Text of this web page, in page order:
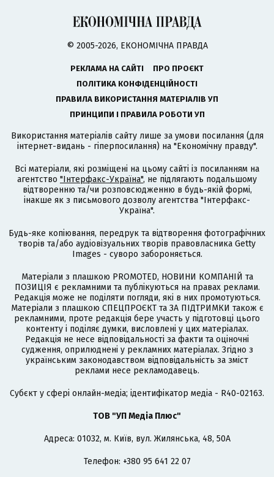
© 2005-2026, ЕКОНОМІЧНА ПРАВДА
РЕКЛАМА НА САЙТІ
ПРО ПРОЄКТ
ПОЛІТИКА КОНФІДЕНЦІЙНОСТІ
ПРАВИЛА ВИКОРИСТАННЯ МАТЕРІАЛІВ УП
ПРИНЦИПИ І ПРАВИЛА РОБОТИ УП
Використання матеріалів сайту лише за умови посилання (для
інтернет-видань - гіперпосилання) на "Економічну правду".
Всі матеріали, які розміщені на цьому сайті із посиланням на
агентство "Інтерфакс-Україна", не підлягають подальшому
відтворенню та/чи розповсюдженню в будь-якій формі,
інакше як з письмового дозволу агентства "Інтерфакс-
Україна".
Будь-яке копіювання, передрук та відтворення фотографічних
творів та/або аудіовізуальних творів правовласника Getty
Images - суворо забороняється.
Матеріали з плашкою PROMOTED, НОВИНИ КОМПАНІЙ та
ПОЗИЦІЯ є рекламними та публікуються на правах реклами.
Редакція може не поділяти погляди, які в них промотуються.
Матеріали з плашкою СПЕЦПРОЄКТ та ЗА ПІДТРИМКИ також є
рекламними, проте редакція бере участь у підготовці цього
контенту і поділяє думки, висловлені у цих матеріалах.
Редакція не несе відповідальності за факти та оціночні
судження, оприлюднені у рекламних матеріалах. Згідно з
українським законодавством відповідальність за зміст
реклами несе рекламодавець.
Cубєкт у сфері онлайн-медіа; ідентифікатор медіа - R40-02163.
ТОВ "УП Медіа Плюс"
Адреса: 01032, м. Київ, вул. Жилянська, 48, 50А
Телефон: +380 95 641 22 07